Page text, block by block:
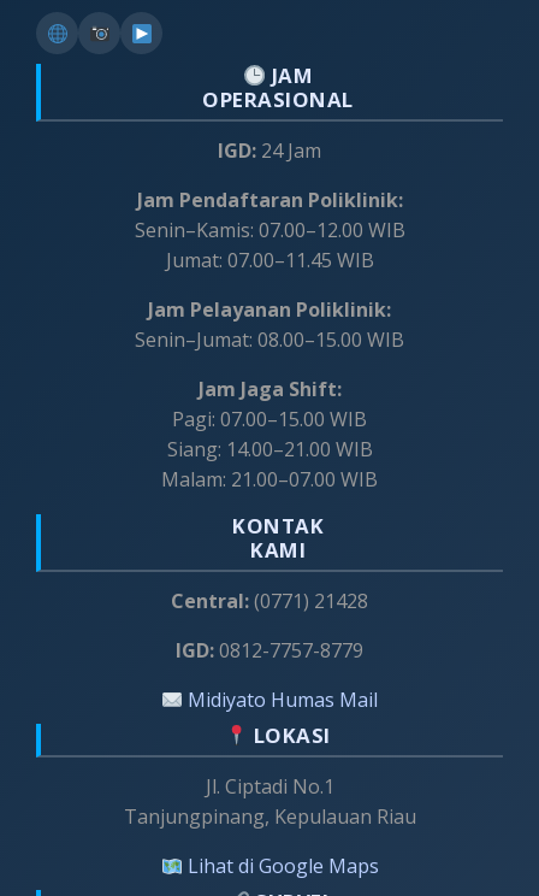
JAM
OPERASIONAL
IGD: 24 Jam
Jam Pendaftaran Poliklinik:
Senin–Kamis: 07.00–12.00 WIB
Jumat: 07.00–11.45 WIB
Jam Pelayanan Poliklinik:
Senin–Jumat: 08.00–15.00 WIB
Jam Jaga Shift:
Pagi: 07.00–15.00 WIB
Siang: 14.00–21.00 WIB
Malam: 21.00–07.00 WIB
KONTAK
KAMI
Central:(0771) 21428
IGD:0812-7757-8779
Midiyato Humas Mail
LOKASI
Jl. Ciptadi No.1
Tanjungpinang, Kepulauan Riau
Lihat di Google Maps